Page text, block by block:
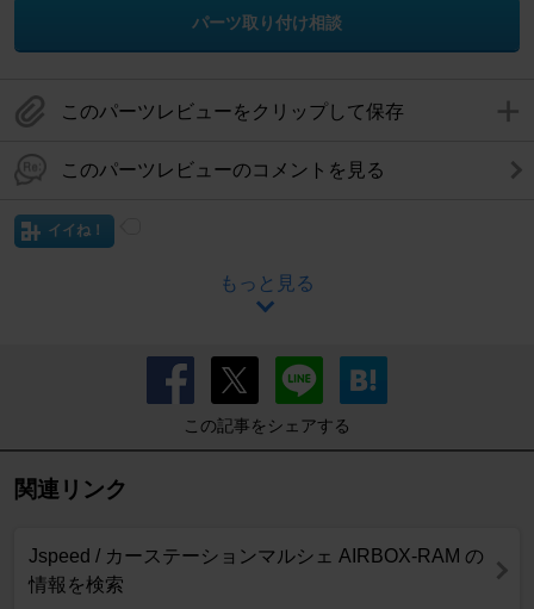
パーツ取り付け相談
このパーツレビューをクリップして保存
このパーツレビューのコメントを見る
イイね！
もっと見る
この記事をシェアする
関連リンク
Jspeed / カーステーションマルシェ AIRBOX-RAM の
情報を検索